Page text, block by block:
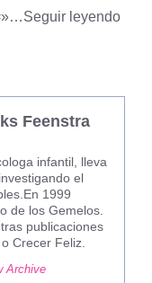
leyendo
Feenstra
infantil, lleva
el
1999
de los Gemelos.
publicaciones
Crecer Feliz.
Archive